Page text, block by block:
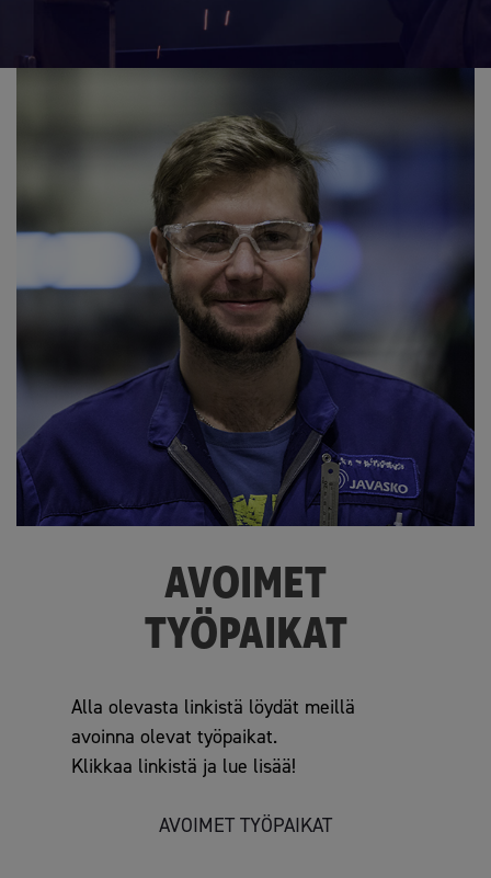
AVOIMET
TYÖPAIKAT
Alla olevasta linkistä löydät meillä
avoinna olevat työpaikat.
Klikkaa linkistä ja lue lisää!
AVOIMET TYÖPAIKAT